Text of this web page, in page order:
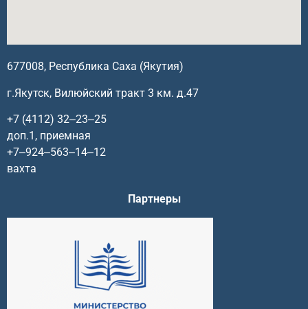
677008, Республика Саха (Якутия)
г.Якутск, Вилюйский тракт 3 км. д.47
+7 (4112) 32‒23‒25
доп.1, приемная
+7‒924‒563‒14‒12
вахта
Партнеры